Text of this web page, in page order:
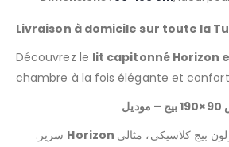
Livraison à domicile sur toute la
Découvrez le lit capitonné Horizon
chambre à la fois élégante et
بيج كلاسيكي، مثالي